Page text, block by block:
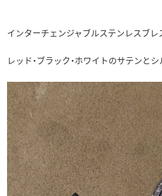
インターチェンジャブルステンレスブレ
レッド・ブラック・ホワイトのサテンと